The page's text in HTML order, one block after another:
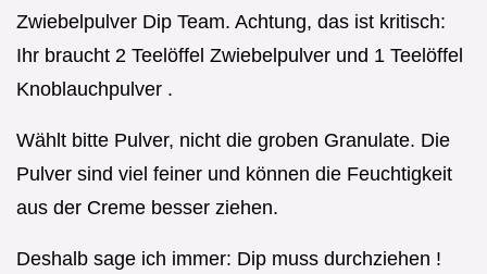
Zwiebelpulver Dip Team. Achtung, das ist kritisch:
Ihr braucht 2 Teelöffel Zwiebelpulver und 1 Teelöffel
Knoblauchpulver .
Wählt bitte Pulver, nicht die groben Granulate. Die
Pulver sind viel feiner und können die Feuchtigkeit
aus der Creme besser ziehen.
Deshalb sage ich immer: Dip muss durchziehen !